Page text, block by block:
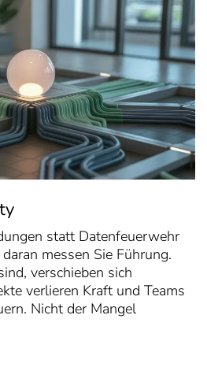
statt Datenfeuerwehr
messen Sie Führung.
verschieben sich
verlieren Kraft und Teams
Nicht der Mangel